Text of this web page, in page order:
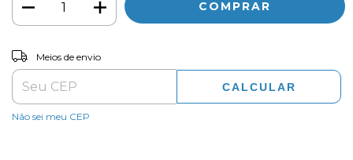
Entregas para o CEP:
Meios de envio
CALCULAR
Não sei meu CEP